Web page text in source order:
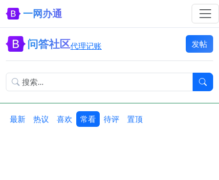
一网办通
问答社区代理记账 发帖
最新 热议 喜欢 常看 待评 置顶